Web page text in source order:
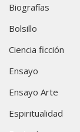
Biografías
Bolsillo
Ciencia ficción
Ensayo
Ensayo Arte
Espiritualidad